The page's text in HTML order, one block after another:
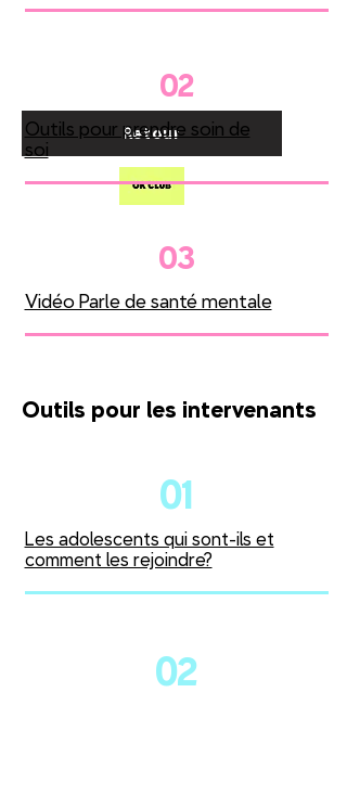
Retour
02
Outils pour prendre soin de
soi
03
Vidéo Parle de santé mentale
Outils pour les intervenants
01
Les adolescents qui sont-ils et
comment les rejoindre?
02